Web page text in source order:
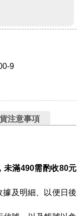
9
注意事項
滿490需酌收80元
據及明細、以便日後